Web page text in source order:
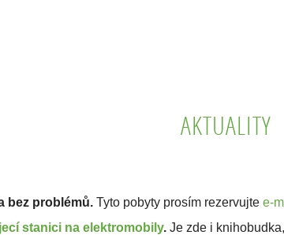
AKTUALITY
bez problémů. Tyto pobyty prosím rezervujte e-
stanici na elektromobily. Je zde i